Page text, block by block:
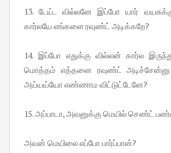
13. டேய்.. வில்லனே இப்போ யார்
கார்லயே எங்களை ரவுண்ட் அடிக்கறே?
14. இப்போ எதுக்கு வில்லன் கார்ல
மொத்தம் எத்தனை ரவுண்ட்
அய்யய்யோ எண்ணாம விட்டுட்டேனே?
15. அப்பாடா, அவனுக்கு மெயில் செண்ட்
அவன் மெயிலை எப்போ பார்ப்பான்?